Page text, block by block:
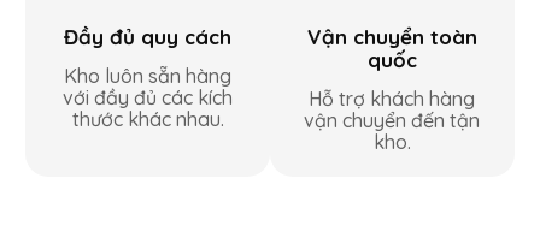
Đầy đủ quy cách
Kho luôn sẵn hàng
với đầy đủ các kích
thước khác nhau.
Vận chuyển toàn
quốc
Hỗ trợ khách hàng
vận chuyển đến tận
kho.